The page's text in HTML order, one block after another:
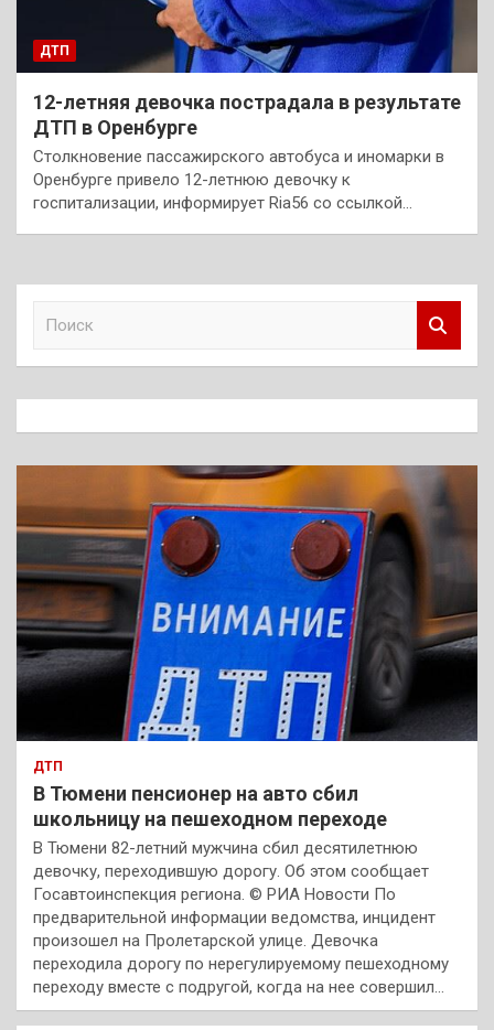
ДТП
12-летняя девочка пострадала в результате
ДТП в Оренбурге
Столкновение пассажирского автобуса и иномарки в
Оренбурге привело 12-летнюю девочку к
госпитализации, информирует Ria56 со ссылкой…
к
ДТП
В Тюмени пенсионер на авто сбил
школьницу на пешеходном переходе
В Тюмени 82-летний мужчина сбил десятилетнюю
девочку, переходившую дорогу. Об этом сообщает
Госавтоинспекция региона. © РИА Новости По
предварительной информации ведомства, инцидент
произошел на Пролетарской улице. Девочка
переходила дорогу по нерегулируемому пешеходному
переходу вместе с подругой, когда на нее совершил…